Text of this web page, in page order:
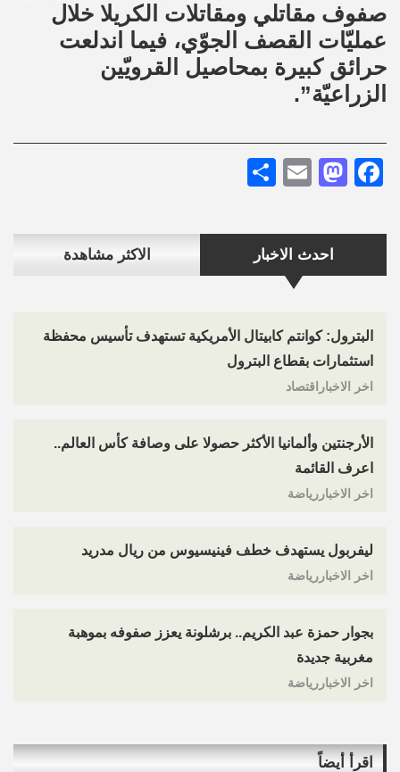
احدث الاخبار الاكثر مشاهدة
البترول: كوانتم كابيتال الأمريكية تستهدف تأسيس محفظة
استثمارات بقطاع البترول
اخر الاخباراقتصاد
الأرجنتين وألمانيا الأكثر حصولا على وصافة كأس العالم..
اعرف القائمة
اخر الاخباررياضة
ليفربول يستهدف خطف فينيسيوس من ريال مدريد
اخر الاخباررياضة
بجوار حمزة عبد الكريم.. برشلونة يعزز صفوفه بموهبة
مغربية جديدة
اخر الاخباررياضة
صفوف مقاتلي ومقاتلات الكريلا خلال
عمليّات القصف الجوّي، فيما اندلعت
حرائق كبيرة بمحاصيل القرويّين
الزراعيّة”.
Facebook
Mastodon
Email
اقرأ أيضاً